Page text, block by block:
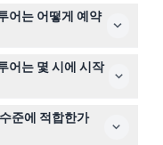
어는 어떻게 예약
가능한 옵션(예: 점
어를 쉽게 온라인으
어는 몇 시에 시작
하며 약 12~13시간
확한 출발 시간은 예
준에 적합한가